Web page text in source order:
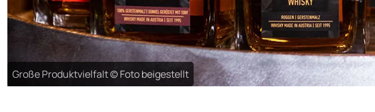
Große Produktvielfalt © Foto beigestellt